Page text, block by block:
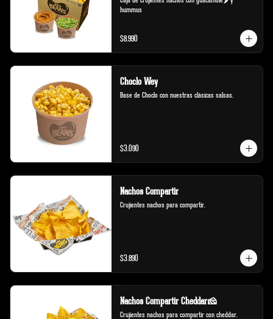
hummus
$8.990
Choclo Wey
Base de Choclo con nuestras clásicas salsas.
$3.090
Nachos Compartir
Crujientes nachos para compartir.
$3.890
Nachos Compartir Cheddar🧀
Crujientes nachos para compartir con cheddar.